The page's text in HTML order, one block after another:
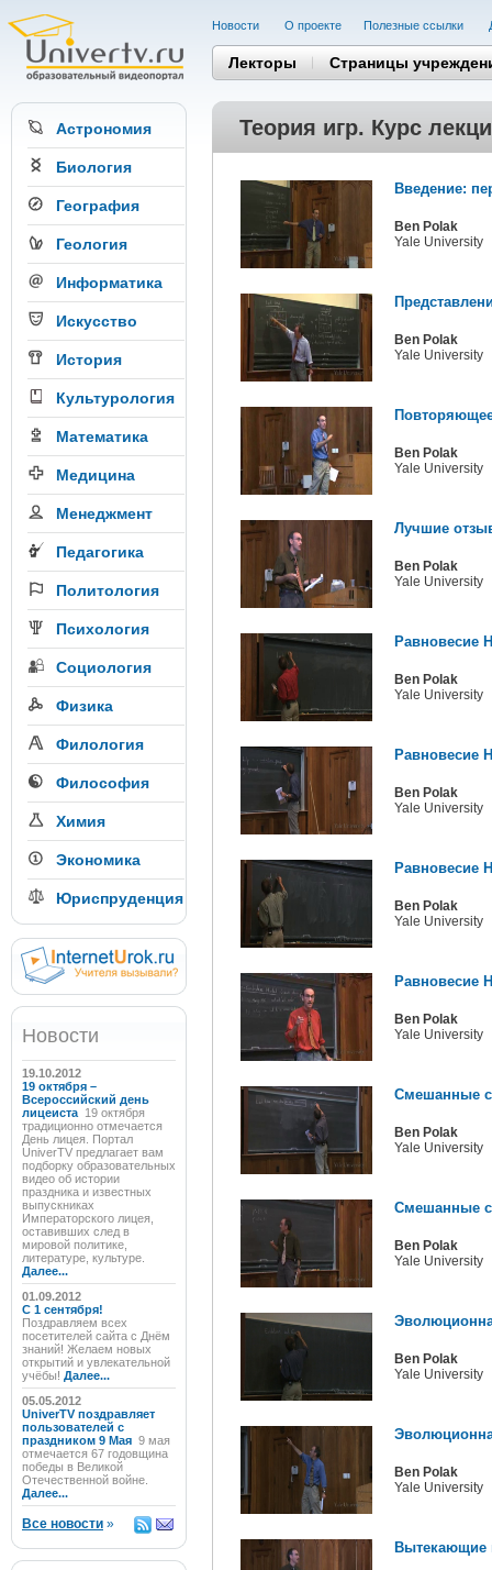
Астрономия
Биология
География
Геология
Информатика
Искусство
История
Культурология
Математика
Медицина
Менеджмент
Педагогика
Политология
Психология
Социология
Физика
Филология
Философия
Химия
Экономика
Юриспруденция
Новости
19.10.2012
19 октября –
Всероссийский день
лицеиста 19 октября
традиционно отмечается
День лицея. Портал
UniverTV предлагает вам
подборку образовательных
видео об истории
праздника и известных
выпускниках
Императорского лицея,
оставивших след в
мировой политике,
литературе, культуре.
Далее...
01.09.2012
C 1 сентября!
Поздравляем всех
посетителей сайта с Днём
знаний! Желаем новых
открытий и увлекательной
учёбы! Далее...
05.05.2012
UniverTV поздравляет
пользователей с
праздником 9 Мая 9 мая
отмечается 67 годовщина
победы в Великой
Отечественной войне.
Далее...
Все новости »
Новости О проекте Полезные cсылки
Лекторы Страницы
Теория игр. Курс
Введение:
Ben Polak
Yale University
Ben Polak
Yale University
Ben Polak
Yale University
Лучшие
Ben Polak
Yale University
Равновесие
Ben Polak
Yale University
Равновесие
Ben Polak
Yale University
Равновесие
Ben Polak
Yale University
Равновесие
Ben Polak
Yale University
Смешанные
Ben Polak
Yale University
Смешанные
Ben Polak
Yale University
Ben Polak
Yale University
Ben Polak
Yale University
Вытекающие